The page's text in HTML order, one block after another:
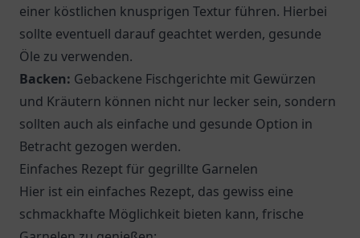
einer köstlichen knusprigen Textur führen. Hierbei
sollte eventuell darauf geachtet werden, gesunde
Öle zu verwenden.
Backen: Gebackene Fischgerichte mit Gewürzen
und Kräutern können nicht nur lecker sein, sondern
sollten auch als einfache und gesunde Option in
Betracht gezogen werden.
Einfaches Rezept für gegrillte Garnelen
Hier ist ein einfaches Rezept, das gewiss eine
schmackhafte Möglichkeit bieten kann, frische